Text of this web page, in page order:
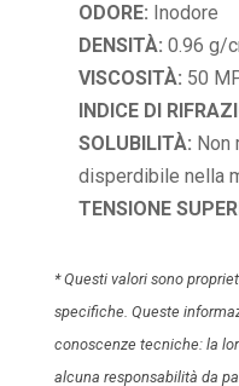
ODORE: Inodore
DENSITÀ: 0.96 g/
VISCOSITÀ: 50
INDICE DI
SOLUBILITÀ: Non
disperdibile nella
TENSIONE
* Questi valori sono
specifiche. Queste
conoscenze tecniche: la
alcuna responsabilità da